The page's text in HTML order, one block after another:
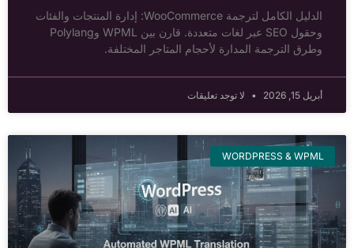
الدليل الكامل لترجمة WooCommerce: إدارة المنتجات والفئات
وحقول SEO عبر لغات متعددة. قارن بين WPML وPolylang
وطرق الترجمة المدارة لأحجام المتاجر المختلفة.
أبريل 15, 2026 لا توجد تعليقات
WORDPRESS & WPML